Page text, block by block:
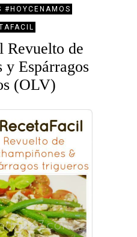
#HOYCENAMOS
Revuelto de
y Espárragos
(OLV)